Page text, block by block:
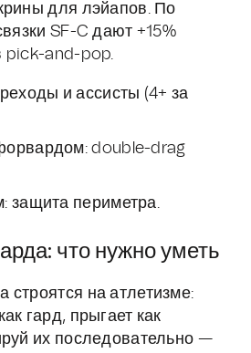
для лэйапов. По
SF-C дают +15%
pick-and-pop.
и ассисты (4+ за
double-drag
защита периметра.
что нужно уметь
на атлетизме:
гард, прыгает как
их последовательно —